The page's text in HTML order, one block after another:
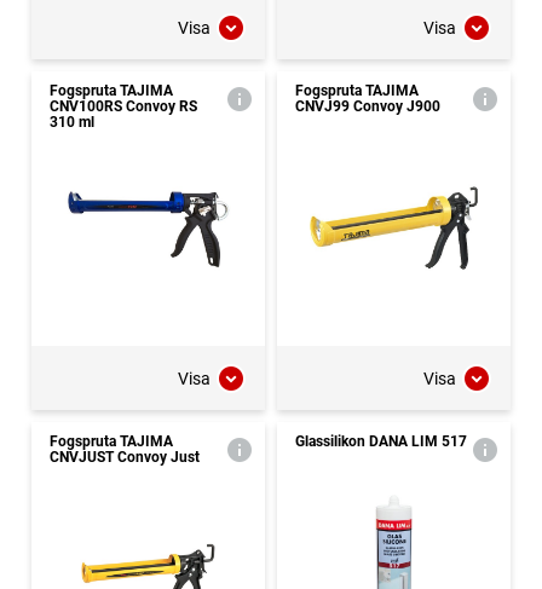
Visa Visa
Fogspruta TAJIMA
CNV100RS Convoy RS
310 ml
Visa
Fogspruta TAJIMA
CNVJ99 Convoy J900
Visa
Fogspruta TAJIMA
CNVJUST Convoy Just
Glassilikon DANA LIM 517